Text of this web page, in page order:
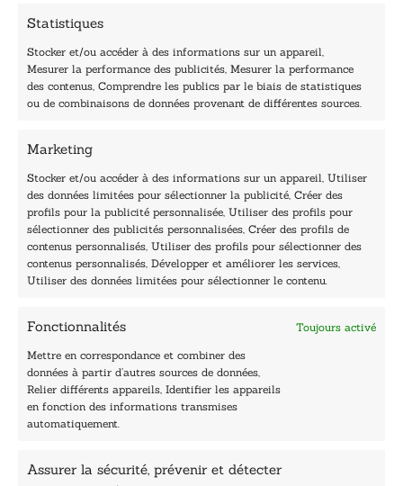
Statistiques
Stocker et/ou accéder à des informations sur un appareil,
Mesurer la performance des publicités, Mesurer la performance
des contenus, Comprendre les publics par le biais de statistiques
ou de combinaisons de données provenant de différentes sources.
Marketing
Stocker et/ou accéder à des informations sur un appareil, Utiliser
des données limitées pour sélectionner la publicité, Créer des
profils pour la publicité personnalisée, Utiliser des profils pour
sélectionner des publicités personnalisées, Créer des profils de
contenus personnalisés, Utiliser des profils pour sélectionner des
contenus personnalisés, Développer et améliorer les services,
Utiliser des données limitées pour sélectionner le contenu.
Fonctionnalités Toujours activé
Mettre en correspondance et combiner des
données à partir d’autres sources de données,
Relier différents appareils, Identifier les appareils
en fonction des informations transmises
automatiquement.
Assurer la sécurité, prévenir et détecter
a
i
l
40, rue du Louvre 75001 Paris
Horaires du standard
De mardi à vendredi :
9h - 12h et 13h30 - 16h30
Lundi, samedi et dimanche : fermé
Navigation
Accueil
Les Plumes du Lys Bleu
Prix sciences humaines et sociales
Nos collections
Nos auteurs
Catalogue
Sciences humaines